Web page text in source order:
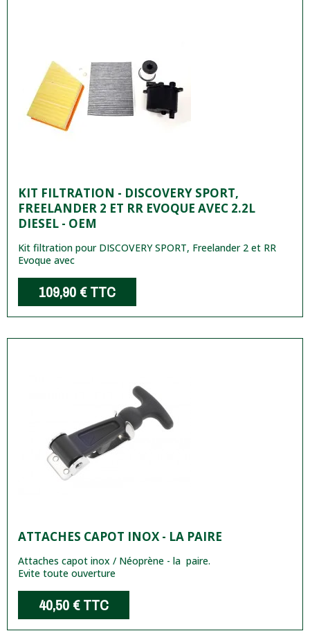
KIT FILTRATION - DISCOVERY SPORT,
FREELANDER 2 ET RR EVOQUE AVEC 2.2L
DIESEL - OEM
Kit filtration pour DISCOVERY SPORT, Freelander 2 et RR
Evoque avec
109,90 €TTC
ATTACHES CAPOT INOX - LA PAIRE
Attaches capot inox / Néoprène - la paire.
Evite toute ouverture
40,50 €TTC